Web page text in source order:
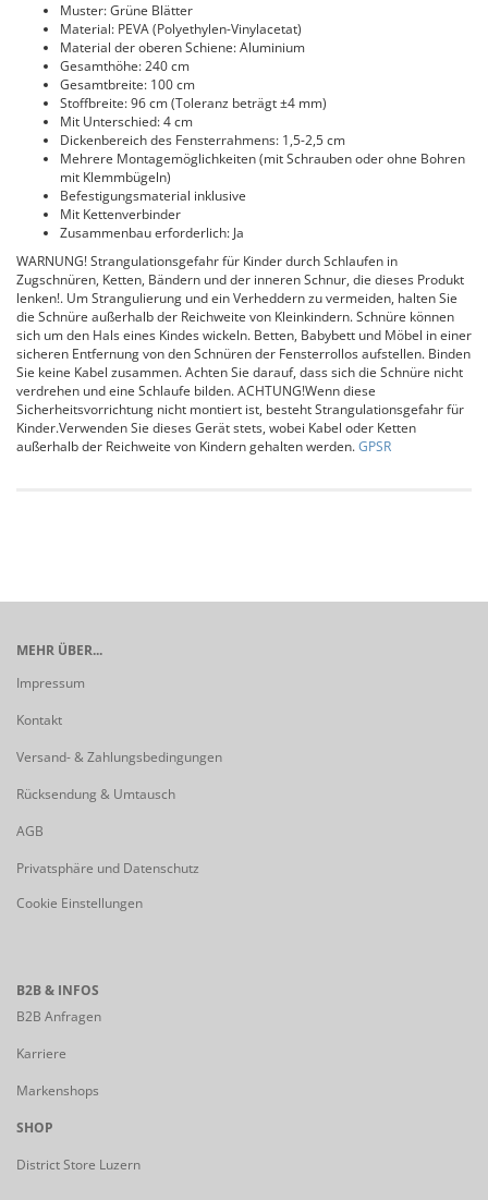
Muster: Grüne Blätter
Material: PEVA (Polyethylen-Vinylacetat)
Material der oberen Schiene: Aluminium
Gesamthöhe: 240 cm
Gesamtbreite: 100 cm
Stoffbreite: 96 cm (Toleranz beträgt ±4 mm)
Mit Unterschied: 4 cm
Dickenbereich des Fensterrahmens: 1,5-2,5 cm
Mehrere Montagemöglichkeiten (mit Schrauben oder ohne Bohren
mit Klemmbügeln)
Befestigungsmaterial inklusive
Mit Kettenverbinder
Zusammenbau erforderlich: Ja
WARNUNG! Strangulationsgefahr für Kinder durch Schlaufen in
Zugschnüren, Ketten, Bändern und der inneren Schnur, die dieses Produkt
lenken!. Um Strangulierung und ein Verheddern zu vermeiden, halten Sie
die Schnüre außerhalb der Reichweite von Kleinkindern. Schnüre können
sich um den Hals eines Kindes wickeln. Betten, Babybett und Möbel in einer
sicheren Entfernung von den Schnüren der Fensterrollos aufstellen. Binden
Sie keine Kabel zusammen. Achten Sie darauf, dass sich die Schnüre nicht
verdrehen und eine Schlaufe bilden. ACHTUNG!Wenn diese
Sicherheitsvorrichtung nicht montiert ist, besteht Strangulationsgefahr für
Kinder.Verwenden Sie dieses Gerät stets, wobei Kabel oder Ketten
außerhalb der Reichweite von Kindern gehalten werden.GPSR
MEHR ÜBER...
Impressum
Kontakt
Versand- & Zahlungsbedingungen
Rücksendung & Umtausch
AGB
Privatsphäre und Datenschutz
Cookie Einstellungen
B2B & INFOS
B2B Anfragen
Karriere
Markenshops
SHOP
District Store Luzern